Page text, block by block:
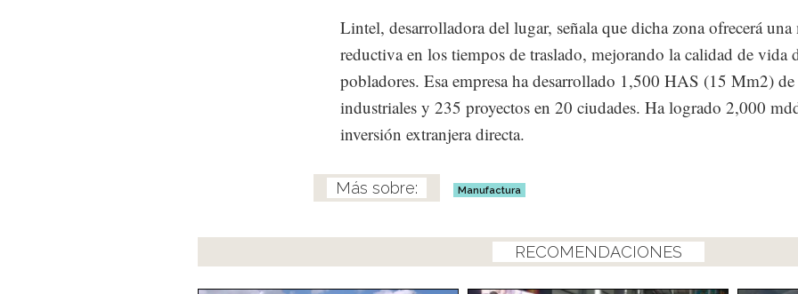
Lintel, desarrolladora del lugar, señala que dicha zona ofrecerá una
reductiva en los tiempos de traslado, mejorando la calidad de vida
pobladores. Esa empresa ha desarrollado 1,500 HAS (15 Mm2) de
industriales y 235 proyectos en 20 ciudades. Ha logrado 2,000
inversión extranjera directa.
Manufactura
RECOMENDACIONES